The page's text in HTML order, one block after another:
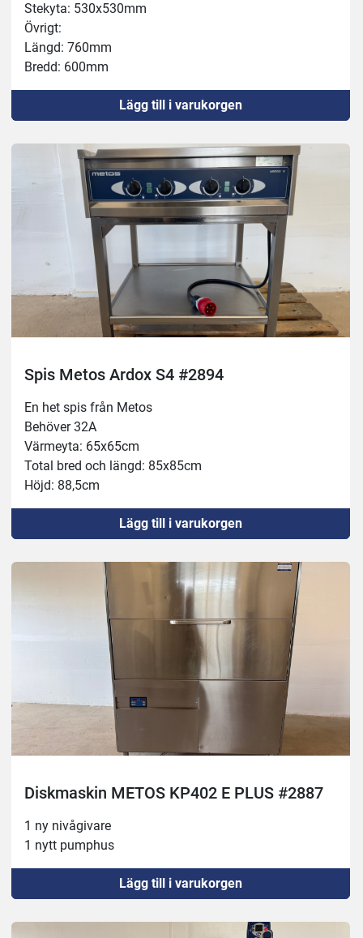
Stekyta: 530x530mm
Övrigt:
Längd: 760mm
Bredd: 600mm
Höjd: 900mm
Obs: Bordet bultas fast i golvet!
Se gärna videon :)
Lägg till i varukorgen
Spis Metos Ardox S4 #2894
En het spis från Metos
Behöver 32A
Värmeyta: 65x65cm
Total bred och längd: 85x85cm
Höjd: 88,5cm
Lägg till i varukorgen
Diskmaskin METOS KP402 E PLUS #2887
1 ny nivågivare
1 nytt pumphus
Lägg till i varukorgen